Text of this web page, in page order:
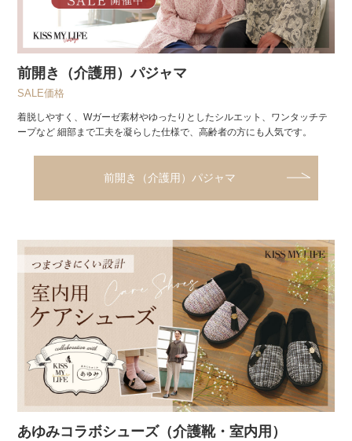
前開き（介護用）パジャマ
SALE価格
着脱しやすく、Wガーゼ素材やゆったりとしたシルエット、ワンタッチテ
ープなど 細部まで工夫を凝らした仕様で、高齢者の方にも人気です。
前開き（介護用）パジャマ
あゆみコラボシューズ（介護靴・室内用）